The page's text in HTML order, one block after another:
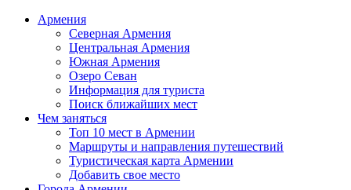
Армения
Северная Армения
Центральная Армения
Южная Армения
Озеро Севан
Информация для туриста
Поиск ближайших мест
Чем заняться
Топ 10 мест в Армении
Маршруты и направления путешествий
Туристическая карта Армении
Добавить свое место